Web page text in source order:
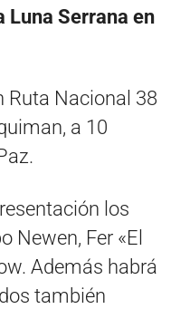
Luna Serrana en
Ruta Nacional 38
a 10
los
Newen, Fer «El
Además habrá
también